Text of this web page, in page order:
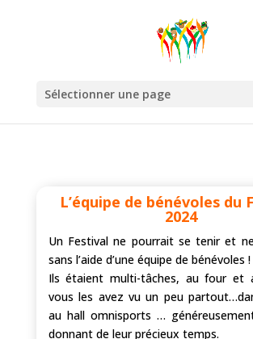
Sélectionner une page
L’équipe de bénévoles du
2024
Un Festival ne pourrait se tenir et
sans l’aide d’une équipe de bénévoles !
Ils étaient multi-tâches, au four et
vous les avez vu un peu
au hall omnisports …
donnant de leur précieux temps.